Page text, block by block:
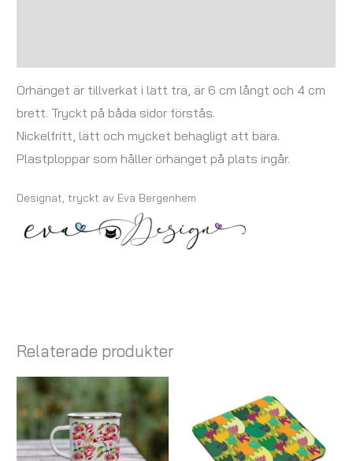
Örhänget är tillverkat i lätt trä, är 6 cm långt och 4 cm
brett. Tryckt på båda sidor förstås.
Nickelfritt, lätt och mycket behagligt att bära.
Plastploppar som håller örhänget på plats ingår.
Designat, tryckt av Eva Bergenhem
Relaterade produkter
till
247,00 kr